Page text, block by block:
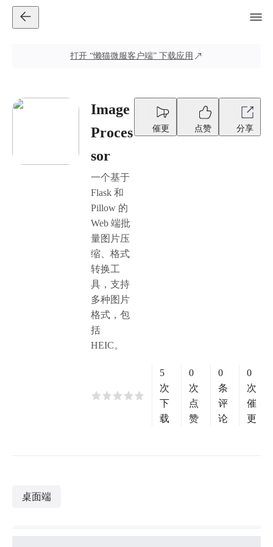
打开 “懒猫微服客户端” 下载应用
Image
Proces
sor
一个基于
Flask 和
Pillow 的
Web 端批
量图片压
缩、格式
转换工
具，支持
多种图片
格式，包
括
HEIC。
催更 点赞 分享
5
次
下
载
0
次
点
赞
0
条
评
论
0
次
催
更
桌面端